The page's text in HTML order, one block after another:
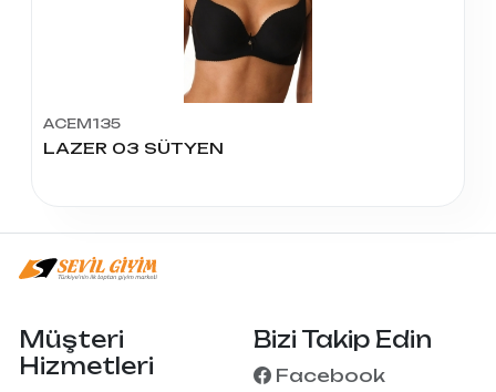
ACEM135
LAZER 03 SÜTYEN
Müşteri
Hizmetleri
Bizi Takip Edin
Facebook